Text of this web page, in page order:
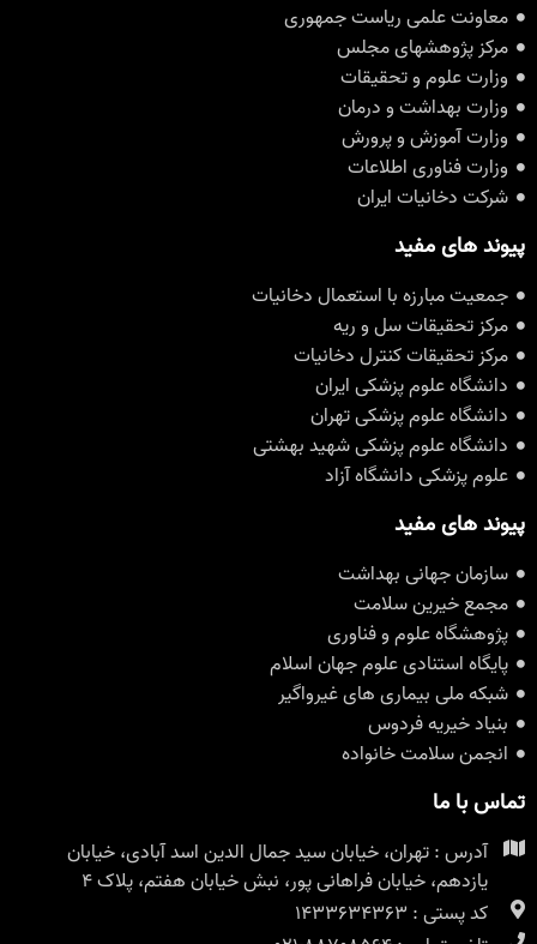
معاونت علمی ریاست جمهوری
مرکز پژوهشهای مجلس
وزارت علوم و تحقیقات
وزارت بهداشت و درمان
وزارت آموزش و پرورش
وزارت فناوری اطلاعات
شرکت دخانیات ایران
پیوند های مفید
جمعیت مبارزه با استعمال دخانیات
مرکز تحقیقات سل و ریه
مرکز تحقیقات کنترل دخانیات
دانشگاه علوم پزشکی ایران
دانشگاه علوم پزشکی تهران
دانشگاه علوم پزشکی شهید بهشتی
علوم پزشکی دانشگاه آزاد
پیوند های مفید
سازمان جهانی بهداشت
مجمع خیرین سلامت
پژوهشگاه علوم و فناوری
پایگاه استنادی علوم جهان اسلام
شبکه ملی بیماری های غیرواگیر
بنیاد خیریه فردوس
انجمن سلامت خانواده
تماس با ما
آدرس : تهران، خیابان سید جمال الدین اسد آبادی، خیابان
یازدهم، خیابان فراهانی پور، نبش خیابان هفتم، پلاک ۴
کد پستی : 1433634363